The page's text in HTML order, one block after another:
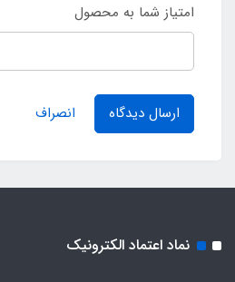
امتیاز شما به محصول
ارسال دیدگاه انصراف
نماد اعتماد الکترونیک